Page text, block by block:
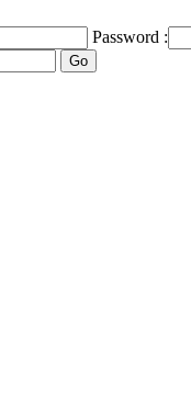
Password :